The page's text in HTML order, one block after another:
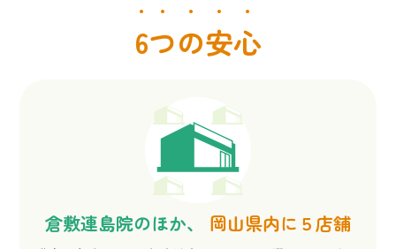
6つの安心
倉敷連島院のほか、 岡山県内に５店舗